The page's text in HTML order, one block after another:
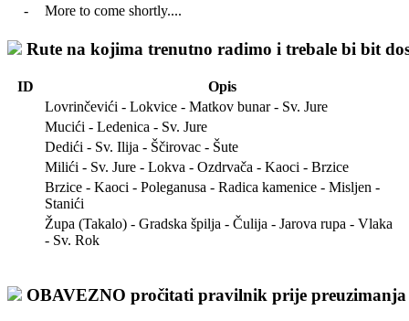
-
More to come shortly....
Rute na kojima trenutno radimo i trebale bi bit
ID
Opis
Lovrinčevići - Lokvice - Matkov bunar - Sv. Jure
Mucići - Ledenica - Sv. Jure
Dedići - Sv. Ilija - Ščirovac - Šute
Milići - Sv. Jure - Lokva - Ozdrvača - Kaoci - Brzice
Brzice - Kaoci - Poleganusa - Radica kamenice - Misljen -
Stanići
Župa (Takalo) - Gradska špilja - Čulija - Jarova rupa - Vlaka
- Sv. Rok
OBAVEZNO pročitati pravilnik prije